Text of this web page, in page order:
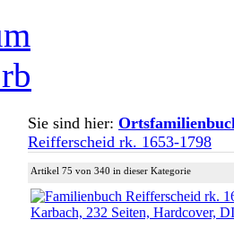
Sie sind hier:
Reifferscheid rk. 1653-1798
Artikel 75 von 340 in dieser Kategorie